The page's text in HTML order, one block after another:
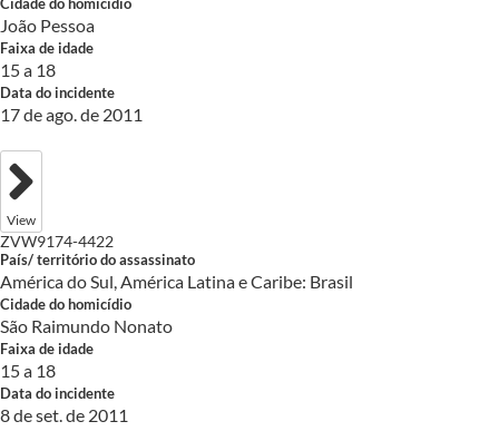
João Pessoa
Faixa de idade
15 a 18
Data do incidente
17 de ago. de 2011
View
ZVW9174-4422
País/ território do assassinato
América do Sul, América Latina e Caribe: Brasil
Cidade do homicídio
São Raimundo Nonato
Faixa de idade
15 a 18
Data do incidente
8 de set. de 2011